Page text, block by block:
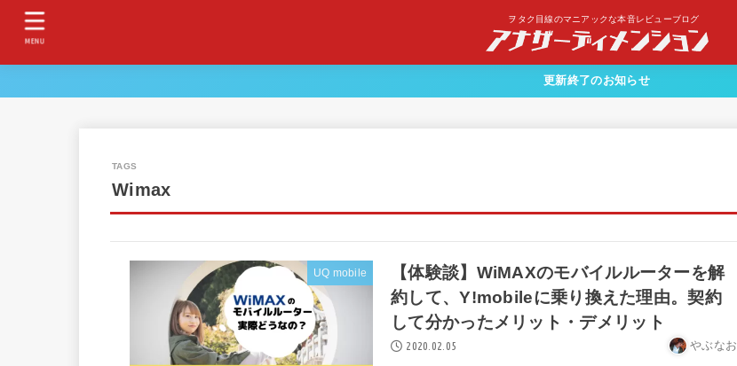
ヲタク目線のマニアックな本音レビューブログ
MENU
更新終了のお知らせ
Wimax
UQ mobile
【体験談】WiMAXのモバイルルーターを解
約して、Y!mobileに乗り換えた理由。契約
して分かったメリット・デメリット
2020.02.05 やぶなお